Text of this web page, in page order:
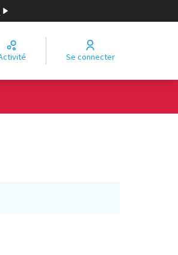
Activité Se connecter